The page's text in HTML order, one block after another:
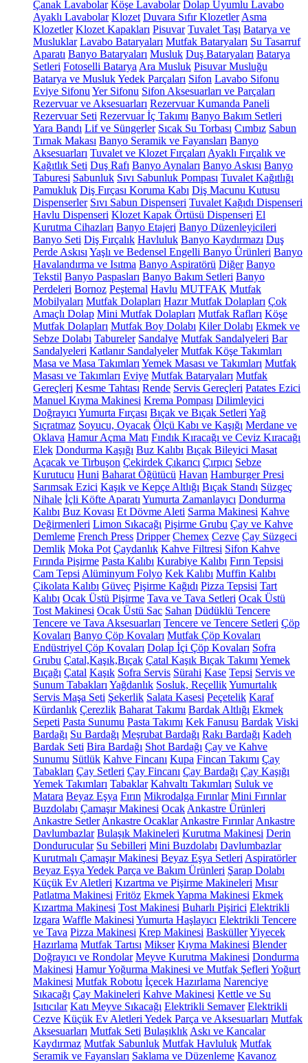
Çanak Lavabolar Köşe Lavabolar Dolap Uyumlu Lavabo
Ayaklı Lavabolar Klozet Duvara Sıfır Klozetler Asma
Klozetler Klozet Kapakları Pisuvar Tuvalet Taşı Batarya ve
Musluklar Lavabo Bataryaları Mutfak Bataryaları Su Tasarruf
Aparatı Banyo Bataryaları Musluk Duş Bataryaları Batarya
Setleri Fotoselli Batarya Ara Musluk Pisuvar Musluğu
Batarya ve Musluk Yedek Parçaları Sifon Lavabo Sifonu
Eviye Sifonu Yer Sifonu Sifon Aksesuarları ve Parçaları
Rezervuar ve Aksesuarları Rezervuar Kumanda Paneli
Rezervuar Seti Rezervuar İç Takımı Banyo Bakım Setleri
Yara Bandı Lif ve Süngerler Sıcak Su Torbası Cımbız Sabun
Tırnak Makası Banyo Seramik ve Fayansları Banyo
Aksesuarları Tuvalet ve Klozet Fırçaları Ayaklı Fırçalık ve
Kağıtlık Seti Duş Rafı Banyo Aynaları Banyo Askısı Banyo
Taburesi Sabunluk Sıvı Sabunluk Pompası Tuvalet Kağıtlığı
Pamukluk Diş Fırçası Koruma Kabı Diş Macunu Kutusu
Dispenserler Sıvı Sabun Dispenseri Tuvalet Kağıdı Dispenseri
Havlu Dispenseri Klozet Kapak Örtüsü Dispenseri El
Kurutma Cihazları Banyo Etajeri Banyo Düzenleyicileri
Banyo Seti Diş Fırçalık Havluluk Banyo Kaydırmazı Duş
Perde Askısı Yaşlı ve Bedensel Engelli Banyo Ürünleri Banyo
Havalandırma ve Isıtma Banyo Aspiratörü Diğer Banyo
Tekstil Banyo Paspasları Banyo Bakım Setleri Banyo
Perdeleri Bornoz Peştemal Havlu MUTFAK Mutfak
Mobilyaları Mutfak Dolapları Hazır Mutfak Dolapları Çok
Amaçlı Dolap Mini Mutfak Dolapları Mutfak Rafları Köşe
Mutfak Dolapları Mutfak Boy Dolabı Kiler Dolabı Ekmek ve
Sebze Dolabı Tabureler Sandalye Mutfak Sandalyeleri Bar
Sandalyeleri Katlanır Sandalyeler Mutfak Köşe Takımları
Masa ve Masa Takımları Yemek Masası ve Takımları Mutfak
Masası ve Takımları Eviye Mutfak Bataryaları Mutfak
Gereçleri Kesme Tahtası Rende Servis Gereçleri Patates Ezici
Manuel Kıyma Makinesi Krema Pompası Dilimleyici
Doğrayıcı Yumurta Fırçası Bıçak ve Bıçak Setleri Yağ
Sıçratmaz Soyucu, Oyacak Ölçü Kabı ve Kaşığı Merdane ve
Oklava Hamur Açma Matı Fındık Kıracağı ve Ceviz Kıracağı
Elek Dondurma Kaşığı Buz Kalıbı Bıçak Bileyici Masat
Açacak ve Tirbuşon Çekirdek Çıkarıcı Çırpıcı Sebze
Kurutucu Huni Baharat Öğütücü Havan Hamburger Presi
Sarımsak Ezici Kaşık ve Kepçe Altlığı Bıçak Standı Süzgeç
Nihale İçli Köfte Aparatı Yumurta Zamanlayıcı Dondurma
Kalıbı Buz Kovası Et Dövme Aleti Sarma Makinesi Kahve
Değirmenleri Limon Sıkacağı Pişirme Grubu Çay ve Kahve
Demleme French Press Dripper Chemex Cezve Çay Süzgeci
Demlik Moka Pot Çaydanlık Kahve Filtresi Sifon Kahve
Fırında Pişirme Pasta Kalıbı Kurabiye Kalıbı Fırın Tepsisi
Cam Tepsi Alüminyum Folyo Kek Kalıbı Muffin Kalıbı
Çikolata Kalıbı Güveç Pişirme Kağıdı Pizza Tepsisi Tart
Kalıbı Ocak Üstü Pişirme Tava ve Tava Setleri Ocak Üstü
Tost Makinesi Ocak Üstü Sac Sahan Düdüklü Tencere
Tencere ve Tava Aksesuarları Tencere ve Tencere Setleri Çöp
Kovaları Banyo Çöp Kovaları Mutfak Çöp Kovaları
Endüstriyel Çöp Kovaları Dolap İçi Çöp Kovaları Sofra
Grubu Çatal,Kaşık,Bıçak Çatal Kaşık Bıçak Takımı Yemek
Bıçağı Çatal Kaşık Sofra Servis Sürahi Kase Tepsi Servis ve
Sunum Tabakları Yağdanlık Sosluk, ReçellikYumurtalık
Servis Maşa Seti Şekerlik Salata Kasesi Peçetelik Karaf
Kürdanlık Çerezlik Baharat Takımı Bardak Altlığı Ekmek
Sepeti Pasta Sunumu Pasta Takımı Kek Fanusu Bardak Viski
Bardağı Su Bardağı Meşrubat Bardağı Rakı Bardağı Kadeh
Bardak Seti Bira Bardağı Shot Bardağı Çay ve Kahve
Sunumu Sütlük Kahve Fincanı Kupa Fincan Takımı Çay
Tabakları Çay Setleri Çay Fincanı Çay Bardağı Çay Kaşığı
Yemek Takımları Tabaklar Kahvaltı Takımları Suluk ve
Matara Beyaz Eşya Fırın Mikrodalga Fırınlar Mini Fırınlar
Buzdolabı Çamaşır Makinesi Ocak Ankastre Ürünleri
Ankastre Setler Ankastre Ocaklar Ankastre Fırınlar Ankastre
Davlumbazlar Bulaşık Makineleri Kurutma Makinesi Derin
Dondurucular Su Sebilleri Mini Buzdolabı Davlumbazlar
Kurutmalı Çamaşır Makinesi Beyaz Eşya Setleri Aspiratörler
Beyaz Eşya Yedek Parça ve Bakım Ürünleri Şarap Dolabı
Küçük Ev Aletleri Kızartma ve Pişirme Makineleri Mısır
Patlatma Makinesi Fritöz Ekmek Yapma Makinesi Ekmek
Kızartma Makinesi Tost Makinesi Buharlı Pişirici Elektrikli
Izgara Waffle Makinesi Yumurta Haşlayıcı Elektrikli Tencere
ve Tava Pizza Makinesi Krep Makinesi BasküllerYiyecek
Hazırlama Mutfak Tartısı Mikser Kıyma Makinesi Blender
Doğrayıcı ve Rondolar Meyve Kurutma Makinesi Dondurma
Makinesi Hamur Yoğurma Makinesi ve Mutfak Şefleri Yoğurt
Makinesi Mutfak Robotu İçecek Hazırlama Narenciye
Sıkacağı Çay Makineleri Kahve Makinesi Kettle ve Su
Isıtıcılar Katı Meyve Sıkacağı Elektrikli Semaver Elektrikli
Cezve Küçük Ev Aletleri Yedek Parça ve Aksesuarları Mutfak
Aksesuarları Mutfak Seti Bulaşıklık Askı ve Kancalar
Kaydırmaz Mutfak Sabunluk Mutfak Havluluk Mutfak
Seramik ve Fayansları Saklama ve Düzenleme Kavanoz